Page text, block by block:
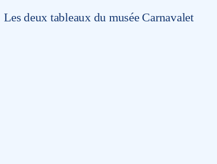
Les deux tableaux du musée Carnavalet